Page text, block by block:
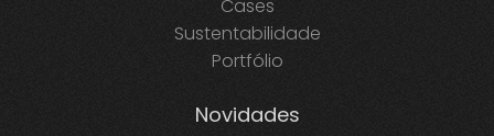
Cases
Sustentabilidade
Portfólio
Novidades